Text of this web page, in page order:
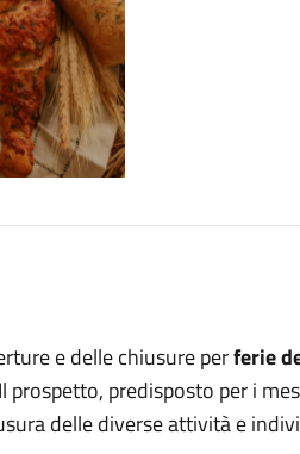
e delle chiusure perferie
predisposto per i
delle diverse attività e